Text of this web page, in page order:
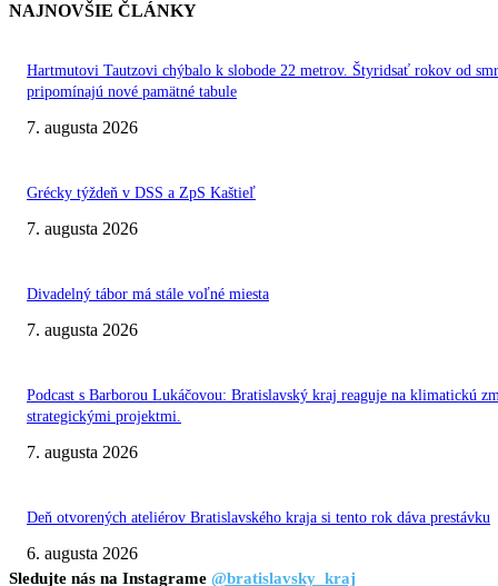
NAJNOVŠIE ČLÁNKY
Hartmutovi Tautzovi chýbalo k slobode 22 metrov. Štyridsať rokov od
pripomínajú nové pamätné tabule
7. augusta 2026
Grécky týždeň v DSS a ZpS Kaštieľ
7. augusta 2026
Divadelný tábor má stále voľné miesta
7. augusta 2026
Podcast s Barborou Lukáčovou: Bratislavský kraj reaguje na klimatickú
strategickými projektmi.
7. augusta 2026
Deň otvorených ateliérov Bratislavského kraja si tento rok dáva prestávku
6. augusta 2026
Sledujte nás na Instagrame @bratislavsky_kraj